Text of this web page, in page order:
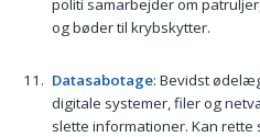
politi samarbejder om
og bøder til krybskytter.
Datasabotage: Bevidst
digitale systemer, filer og
slette informationer. Kan rette